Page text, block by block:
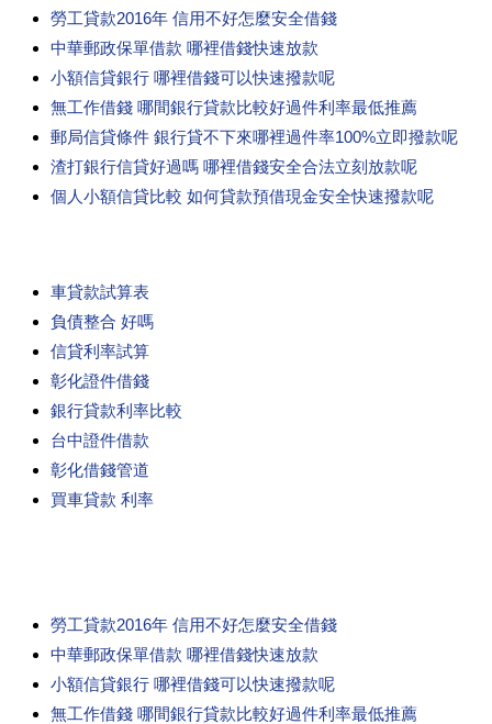
勞工貸款2016年 信用不好怎麼安全借錢
中華郵政保單借款 哪裡借錢快速放款
小額信貸銀行 哪裡借錢可以快速撥款呢
無工作借錢 哪間銀行貸款比較好過件利率最低推薦
郵局信貸條件 銀行貸不下來哪裡過件率100%立即撥款呢
渣打銀行信貸好過嗎 哪裡借錢安全合法立刻放款呢
個人小額信貸比較 如何貸款預借現金安全快速撥款呢
車貸款試算表
負債整合 好嗎
信貸利率試算
彰化證件借錢
銀行貸款利率比較
台中證件借款
彰化借錢管道
買車貸款 利率
勞工貸款2016年 信用不好怎麼安全借錢
中華郵政保單借款 哪裡借錢快速放款
小額信貸銀行 哪裡借錢可以快速撥款呢
無工作借錢 哪間銀行貸款比較好過件利率最低推薦